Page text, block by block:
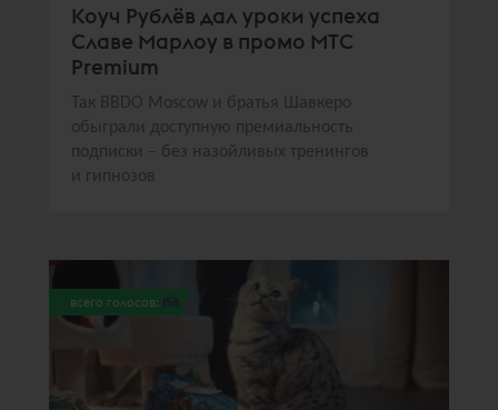
Коуч Рублёв дал уроки успеха
Славе Марлоу в промо МТС
Premium
Так BBDO Moscow и братья Шавкеро
обыграли доступную премиальность
подписки – без назойливых тренингов
и гипнозов
всего голосов: 158